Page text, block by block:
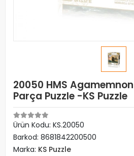
20050 HMS
Parça Puzzle -KS Puzzle
Ürün Kodu: KS.20050
Barkod: 8681842200500
Marka: KS Puzzle